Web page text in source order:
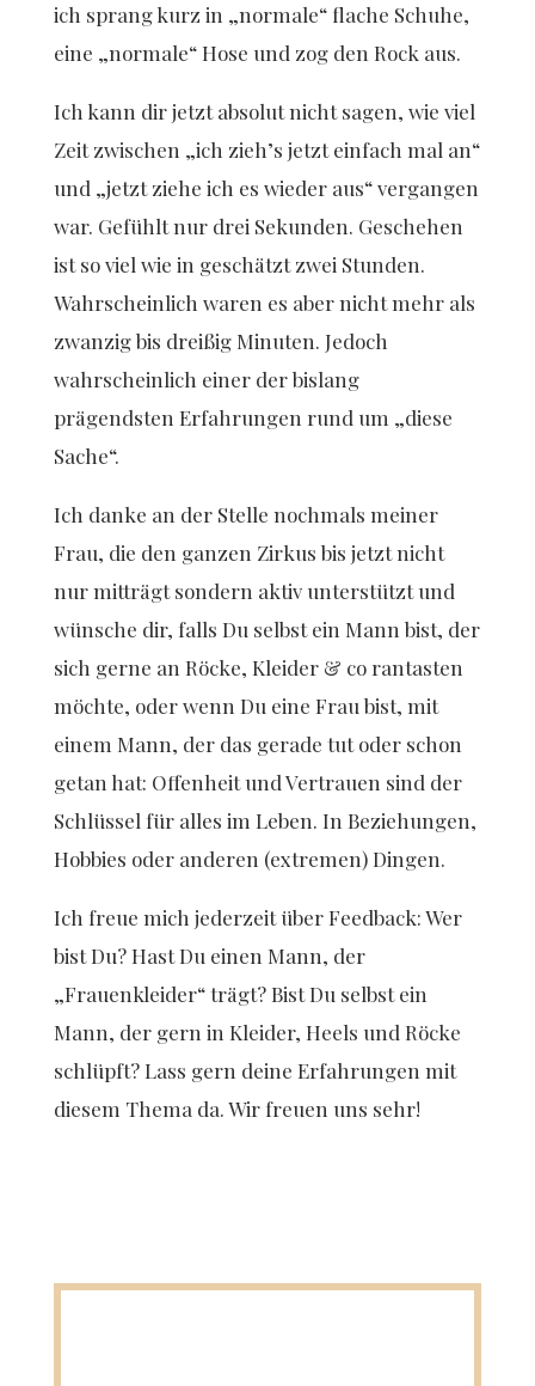
ich sprang kurz in „normale“ flache Schuhe,
eine „normale“ Hose und zog den Rock aus.
Ich kann dir jetzt absolut nicht sagen, wie viel
Zeit zwischen „ich zieh’s jetzt einfach mal an“
und „jetzt ziehe ich es wieder aus“ vergangen
war. Gefühlt nur drei Sekunden. Geschehen
ist so viel wie in geschätzt zwei Stunden.
Wahrscheinlich waren es aber nicht mehr als
zwanzig bis dreißig Minuten. Jedoch
wahrscheinlich einer der bislang
prägendsten Erfahrungen rund um „diese
Sache“.
Ich danke an der Stelle nochmals meiner
Frau, die den ganzen Zirkus bis jetzt nicht
nur mitträgt sondern aktiv unterstützt und
wünsche dir, falls Du selbst ein Mann bist, der
sich gerne an Röcke, Kleider & co rantasten
möchte, oder wenn Du eine Frau bist, mit
einem Mann, der das gerade tut oder schon
getan hat: Offenheit und Vertrauen sind der
Schlüssel für alles im Leben. In Beziehungen,
Hobbies oder anderen (extremen) Dingen.
Ich freue mich jederzeit über Feedback: Wer
bist Du? Hast Du einen Mann, der
„Frauenkleider“ trägt? Bist Du selbst ein
Mann, der gern in Kleider, Heels und Röcke
schlüpft? Lass gern deine Erfahrungen mit
diesem Thema da. Wir freuen uns sehr!